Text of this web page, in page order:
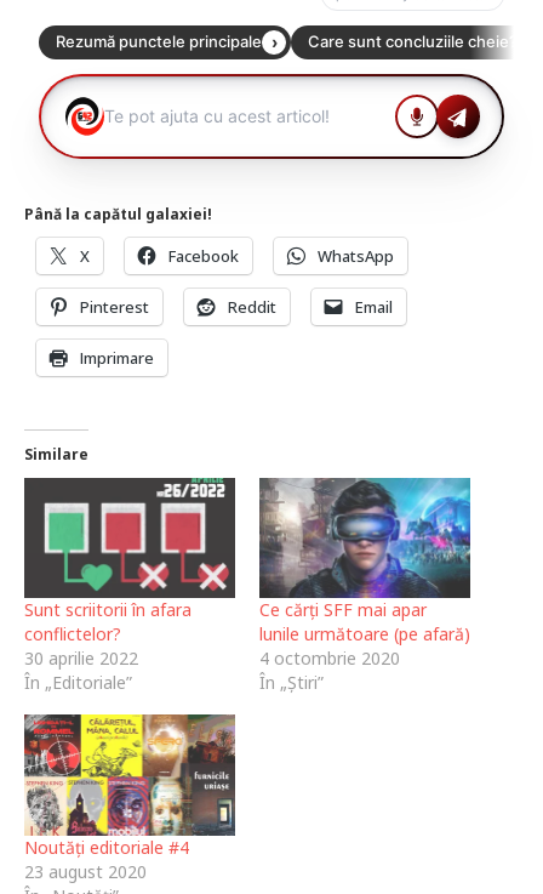
Până la capătul galaxiei!
X Facebook WhatsApp
Pinterest Reddit Email
Imprimare
Similare
Sunt scriitorii în afara
conflictelor?
30 aprilie 2022
În „Editoriale”
Ce cărți SFF mai apar
lunile următoare (pe afară)
4 octombrie 2020
În „Știri”
Noutăți editoriale #4
23 august 2020